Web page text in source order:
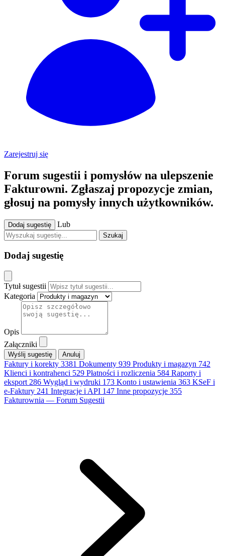
Zarejestruj się
Forum sugestii i pomysłów na ulepszenie
Fakturowni. Zgłaszaj propozycje zmian,
głosuj na pomysły innych użytkowników.
Dodaj sugestię Lub
Szukaj
Dodaj sugestię
Tytuł sugestii
Kategoria
Opis
Załączniki
Anuluj
Faktury i korekty 3381 Dokumenty 939 Produkty i magazyn 742
Klienci i kontrahenci 529 Płatności i rozliczenia 584 Raporty i
eksport 286 Wygląd i wydruki 173 Konto i ustawienia 363 KSeF i
e-Faktury 241 Integracje i API 147 Inne propozycje 355
Fakturownia — Forum Sugestii